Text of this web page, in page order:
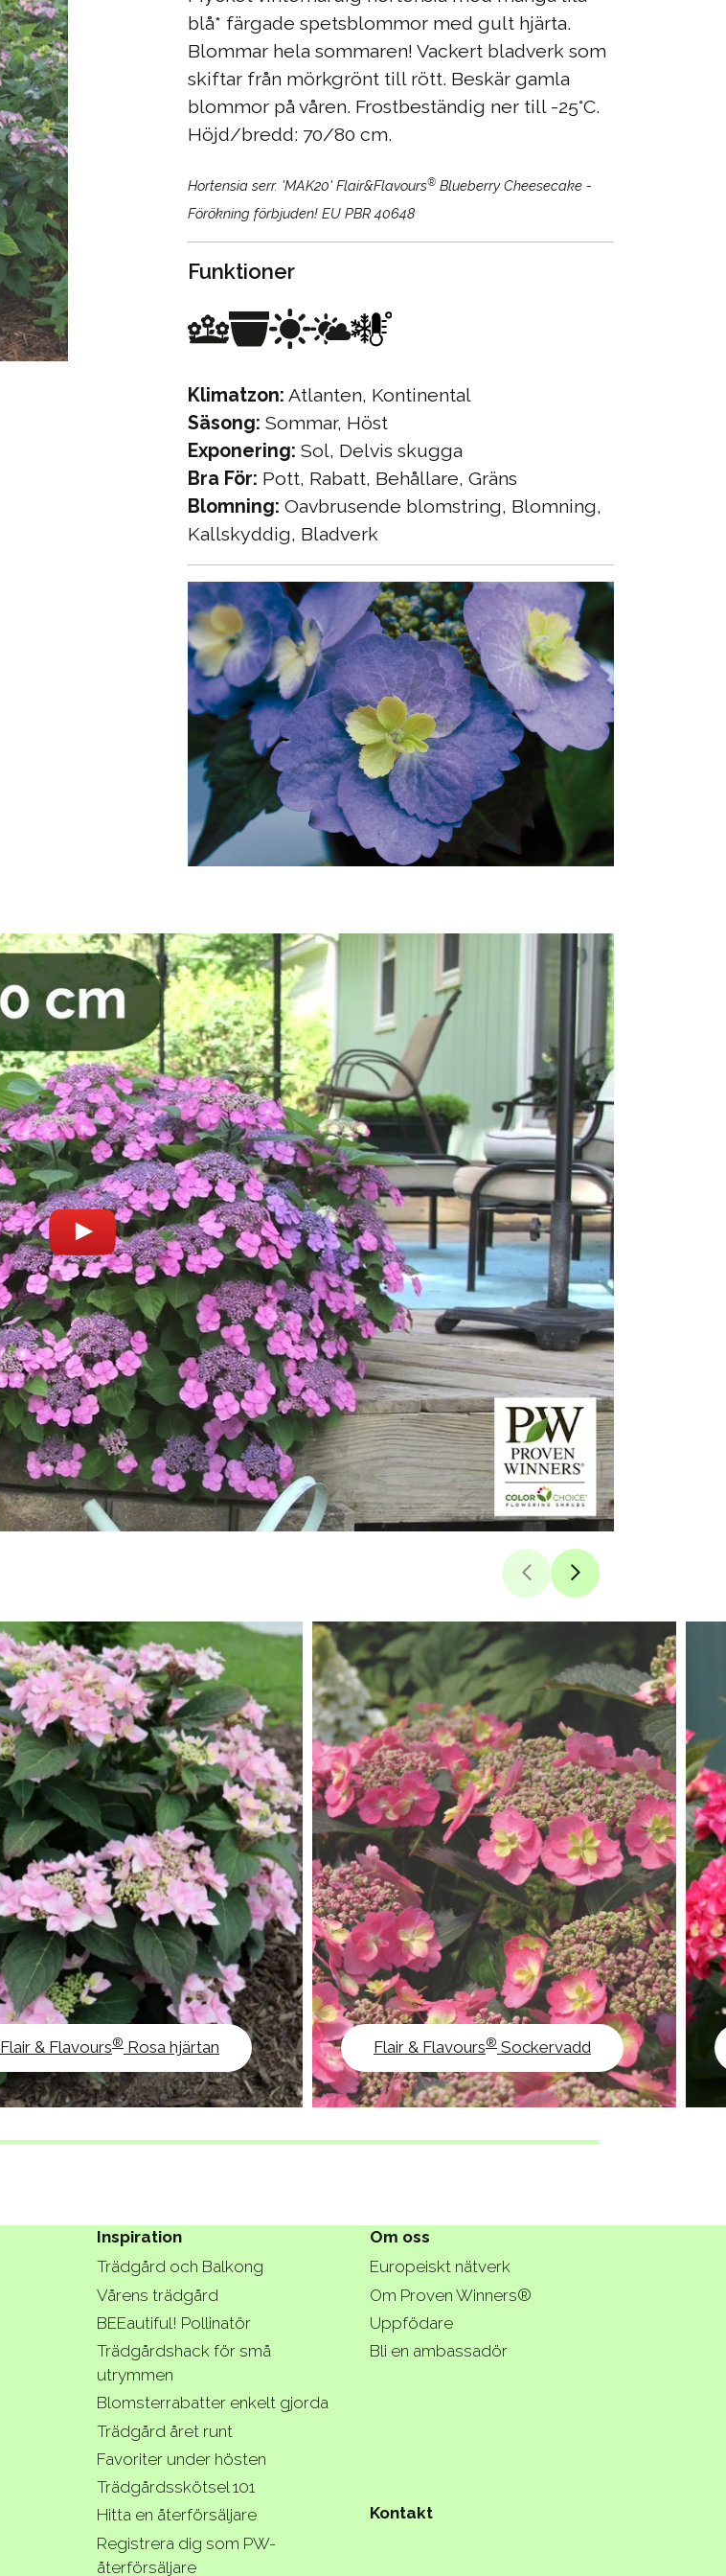
blå* färgade spetsblommor med gult hjärta.
Blommar hela sommaren! Vackert bladverk som
skiftar från mörkgrönt till rött. Beskär gamla
blommor på våren. Frostbeständig ner till -25°C.
Höjd/bredd: 70/80 cm.
Hortensia serr. 'MAK20' Flair&Flavours® Blueberry Cheesecake -
Förökning förbjuden! EU PBR 40648
Funktioner
Klimatzon: Atlanten, Kontinental
Säsong: Sommar, Höst
Exponering: Sol, Delvis skugga
Bra För: Pott, Rabatt, Behållare, Gräns
Blomning: Oavbrusende blomstring, Blomning,
Kallskyddig, Bladverk
Flair & Flavours® Rosa hjärtan Flair & Flavours® Sockervadd
Inspiration
Trädgård och Balkong
Vårens trädgård
BEEautiful! Pollinatör
Trädgårdshack för små
utrymmen
Blomsterrabatter enkelt gjorda
Trädgård året runt
Favoriter under hösten
Trädgårdsskötsel 101
Om oss
Europeiskt nätverk
Om Proven Winners®
Uppfödare
Bli en ambassadör
Hitta en återförsäljare
Registrera dig som PW-
återförsäljare
Kontakt